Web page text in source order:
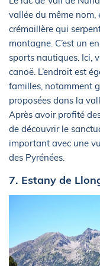
vallée du même nom,
crémaillère qui
montagne. C’est un
sports nautiques. Ici,
canoë. L’endroit est
familles, notamment
proposées dans la
Après avoir profité
de découvrir le
important avec une
des Pyrénées.
7. Estany de